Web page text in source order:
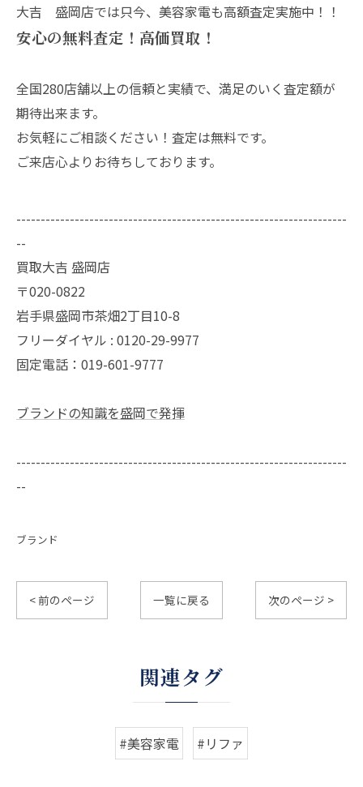
大吉 盛岡店では只今、美容家電も高額査定実施中！！
安心の無料査定！高価買取！
全国280店舗以上の信頼と実績で、満足のいく査定額が
期待出来ます。
お気軽にご相談ください！査定は無料です。
ご来店心よりお待ちしております。
--------------------------------------------------------------------
--
買取大吉 盛岡店
〒020-0822
岩手県盛岡市茶畑2丁目10-8
フリーダイヤル : 0120-29-9977
固定電話：019-601-9777
ブランドの知識を盛岡で発揮
--------------------------------------------------------------------
--
ブランド
< 前のページ 一覧に戻る 次のページ >
関連タグ
#美容家電 #リファ